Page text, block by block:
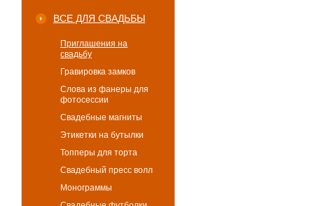
ВСЕ ДЛЯ СВАДЬБЫ
Приглашения на
свадьбу
Гравировка замков
Слова из фанеры для
фотосессии
Свадебные магниты
Этикетки на бутылки
Топперы для торта
Свадебный пресс волл
Монограммы